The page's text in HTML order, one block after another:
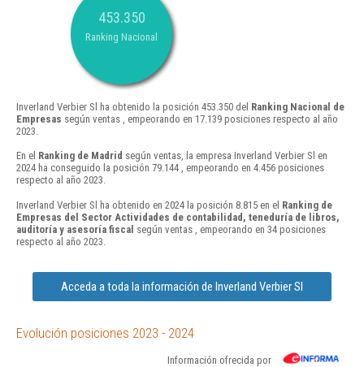
453.350
Ranking Nacional
Inverland Verbier Sl ha obtenido la posición 453.350 del Ranking Nacional de
Empresas según ventas , empeorando en 17.139 posiciones respecto al año
2023.
En el Ranking de Madrid según ventas, la empresa Inverland Verbier Sl en
2024 ha conseguido la posición 79.144 , empeorando en 4.456 posiciones
respecto al año 2023.
Inverland Verbier Sl ha obtenido en 2024 la posición 8.815 en el Ranking de
Empresas del Sector Actividades de contabilidad, teneduría de libros,
auditoría y asesoría fiscal según ventas , empeorando en 34 posiciones
respecto al año 2023.
Acceda a toda la información de Inverland Verbier Sl
Evolución posiciones 2023 - 2024
Información ofrecida por